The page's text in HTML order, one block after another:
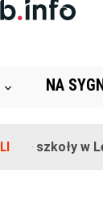
NA
szkoły w